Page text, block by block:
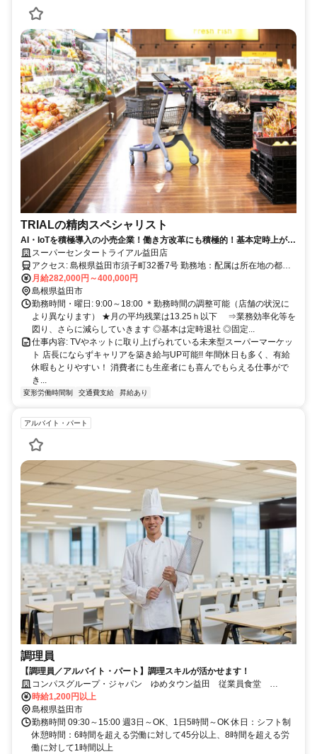
TRIALの精肉スペシャリスト
AI・IoTを積極導入の小売企業！働き方改革にも積極的！基本定時上が
り！スーパーセンタートライアル益田店
アクセス: 島根県益田市須子町32番7号 勤務地：配属は所在地の都道
府県 ※初任地は最寄りの店舗又は希望エリアを優先し配属します。
※エリア内勤務または全国勤務いずれか希望を選択できます。
月給282,000円～400,000円
島根県益田市
勤務時間・曜日: 9:00～18:00 ＊勤務時間の調整可能（店舗の状況に
より異なります） ★月の平均残業は13.25ｈ以下 ⇒業務効率化等を
図り、さらに減らしていきます ◎基本は定時退社 ◎固定...
仕事内容: TVやネットに取り上げられている未来型スーパーマーケッ
ト 店長にならずキャリアを築き給与UP可能!! 年間休日も多く、有給
休暇もとりやすい！ 消費者にも生産者にも喜んでもらえる仕事がで
き...
変形労働時間制 交通費支給 昇給あり
アルバイト・パート
調理員
【調理員／アルバイト・パート】調理スキルが活かせます！
コンパスグループ・ジャパン ゆめタウン益田 従業員食堂
21786_p
時給1,200円以上
島根県益田市
勤務時間 09:30～15:00 週3日～OK、1日5時間～OK 休日：シフト制
休憩時間：6時間を超える労働に対して45分以上、8時間を超える労
働に対して1時間以上